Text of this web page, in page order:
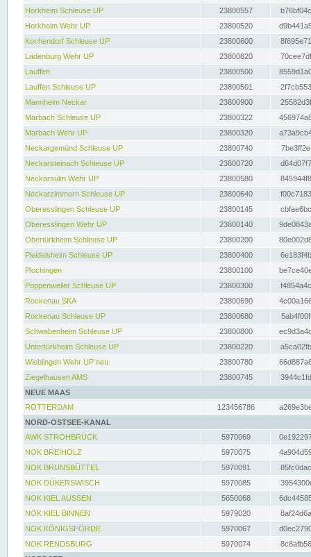
Horkheim Schleuse UP
23800557
Horkheim Wehr UP
23800520
Kochendorf Schleuse UP
23800600
Ladenburg Wehr UP
23800820
Lauffen
23800500
Lauffen Schleuse UP
23800501
Mannheim Neckar
23800900
Marbach Schleuse UP
23800322
Marbach Wehr UP
23800320
Neckargemünd Schleuse UP
23800740
Neckarsteinach Schleuse UP
23800720
Neckarsulm Wehr UP
23800580
Neckarzimmern Schleuse UP
23800640
Oberesslingen Schleuse UP
23800145
Oberesslingen Wehr UP
23800140
Obertürkheim Schleuse UP
23800200
Pleidelsheim Schleuse UP
23800400
Plochingen
23800100
Poppenweiler Schleuse UP
23800300
Rockenau SKA
23800690
Rockenau Schleuse UP
23800680
Schwabenheim Schleuse UP
23800800
Untertürkheim Schleuse UP
23800220
Wieblingen Wehr UP neu
23800780
Ziegelhausen AMS
23800745
NEUE MAAS
ROTTERDAM
123456786
NORD-OSTSEE-KANAL
AWK STROHBRÜCK
5970069
NOK BREIHOLZ
5970075
NOK BRUNSBÜTTEL
5970091
NOK DÜKERSWISCH
5970085
NOK KIEL AUSSEN
5650068
NOK KIEL BINNEN
5979020
NOK KÖNIGSFÖRDE
5970067
NOK RENDSBURG
5970074